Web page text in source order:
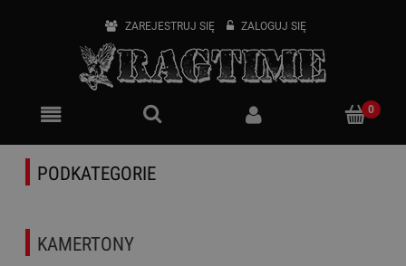
ZAREJESTRUJ SIĘ ZALOGUJ SIĘ
PODKATEGORIE
KAMERTONY